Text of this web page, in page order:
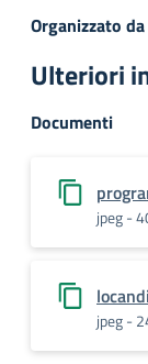
Organizzato da
Ulteriori
Documenti
jpeg -
jpeg -